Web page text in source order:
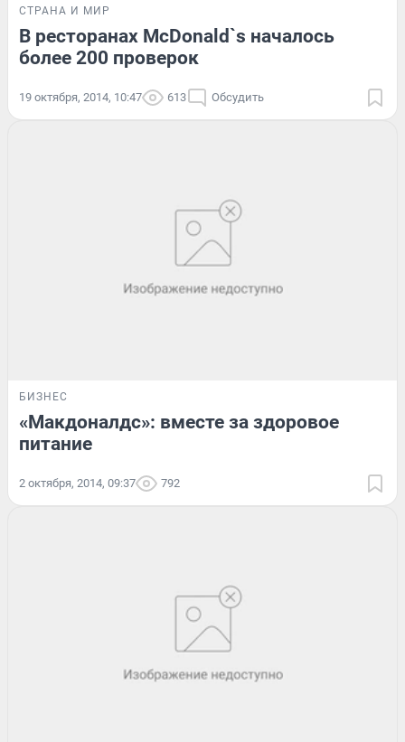
СТРАНА И МИР
В ресторанах McDonald`s началось
более 200 проверок
19 октября, 2014, 10:47 613 Обсудить
БИЗНЕС
«Макдоналдс»: вместе за здоровое
питание
2 октября, 2014, 09:37 792